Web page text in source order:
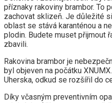
příznaky rakoviny brambor. To
zachovat sklizeň. Je důležité
oblast se stává karanténou a
plodin. Budete muset přijmout
zbavili.
Rakovina brambor je
byl objeven na počátku
Uherska, odkud se rozšířil do
Díky včasným preventivním